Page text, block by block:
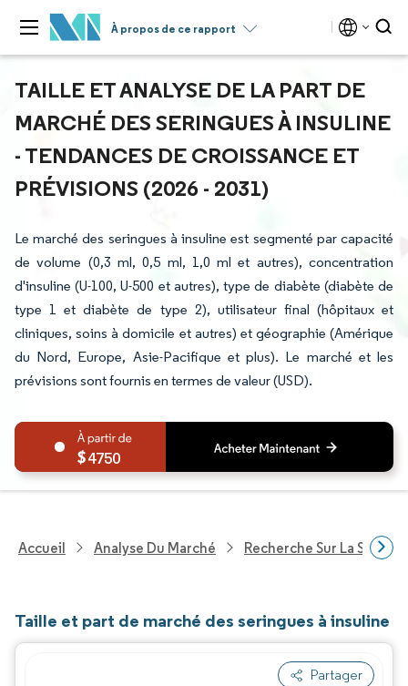
À propos de ce rapport
TAILLE ET ANALYSE DE LA PART DE
MARCHÉ DES SERINGUES À INSULINE
- TENDANCES DE CROISSANCE ET
PRÉVISIONS (2026 - 2031)
Le marché des seringues à insuline est segmenté par capacité
de volume (0,3 ml, 0,5 ml, 1,0 ml et autres), concentration
d'insuline (U-100, U-500 et autres), type de diabète (diabète de
type 1 et diabète de type 2), utilisateur final (hôpitaux et
cliniques, soins à domicile et autres) et géographie (Amérique
du Nord, Europe, Asie-Pacifique et plus). Le marché et les
prévisions sont fournis en termes de valeur (USD).
4750
Accueil Analyse Du Marché Recherche Sur La Santé
Taille et part de marché des seringues à insuline
Partager